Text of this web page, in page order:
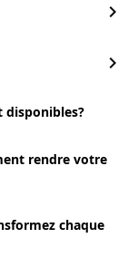
chevron_right
chevron_right
disponibles?
rendre votre
chaque